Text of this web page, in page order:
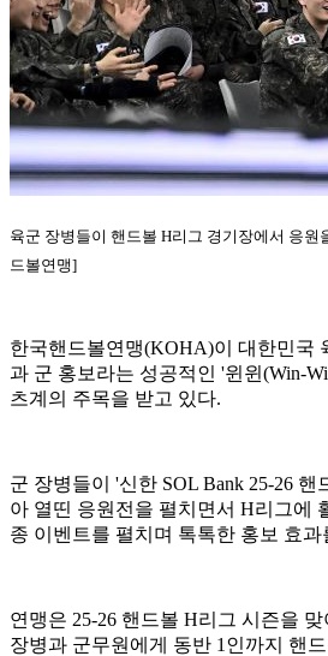
육군 장병들이 핸드볼 H리그 경기장에서 응원
드볼연맹]
한국핸드볼연맹(KOHA)이 대한민국
과 군 홍보라는 성공적인 '윈윈(Win-
츠계의 주목을 받고 있다.
군 장병들이 '신한 SOL Bank 25-26
아 열띤 응원전을 펼치면서 H리그에
종 이벤트를 펼치며 톡톡한 홍보 효
연맹은 25-26 핸드볼 H리그 시즌을
장병과 군무원에게 동반 1인까지 핸